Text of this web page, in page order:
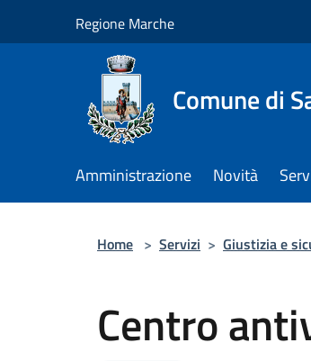
Regione Marche
Comune di
Amministrazione Novità
Home > Servizi > Giustizia e
Centro